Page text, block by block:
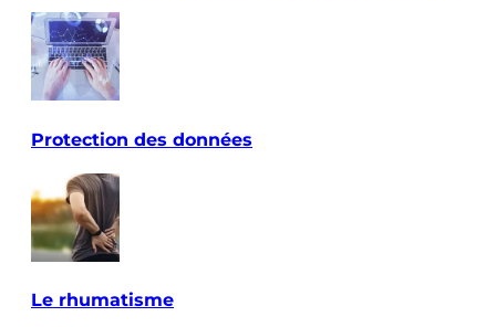
Protection des données
Le rhumatisme